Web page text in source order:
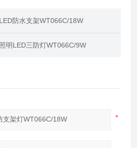
防水支架WT066C/18W
明LED三防灯WT066C/9W